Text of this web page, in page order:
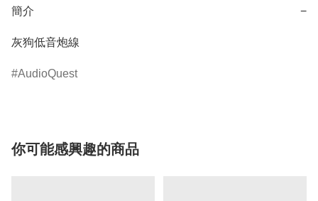
簡介 −
灰狗低音炮線
AudioQuest
你可能感興趣的商品